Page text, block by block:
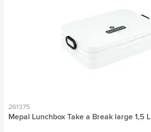
261375
Mepal Lunchbox Take a Break large 1,5 L